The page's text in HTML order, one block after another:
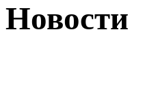
Новости